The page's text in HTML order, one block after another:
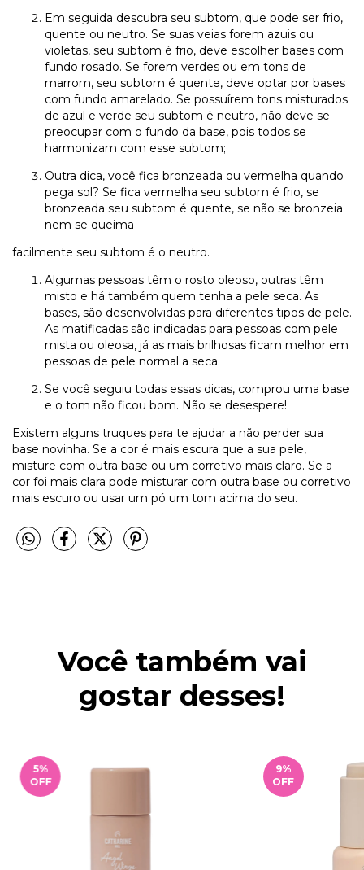
Em seguida descubra seu subtom, que pode ser frio,
quente ou neutro. Se suas veias forem azuis ou
violetas, seu subtom é frio, deve escolher bases com
fundo rosado. Se forem verdes ou em tons de
marrom, seu subtom é quente, deve optar por bases
com fundo amarelado. Se possuírem tons misturados
de azul e verde seu subtom é neutro, não deve se
preocupar com o fundo da base, pois todos se
harmonizam com esse subtom;
Outra dica, você fica bronzeada ou vermelha quando
pega sol? Se fica vermelha seu subtom é frio, se
bronzeada seu subtom é quente, se não se bronzeia
nem se queima
facilmente seu subtom é o neutro.
Algumas pessoas têm o rosto oleoso, outras têm
misto e há também quem tenha a pele seca. As
bases, são desenvolvidas para diferentes tipos de pele.
As matificadas são indicadas para pessoas com pele
mista ou oleosa, já as mais brilhosas ficam melhor em
pessoas de pele normal a seca.
Se você seguiu todas essas dicas, comprou uma base
e o tom não ficou bom. Não se desespere!
Existem alguns truques para te ajudar a não perder sua
base novinha. Se a cor é mais escura que a sua pele,
misture com outra base ou um corretivo mais claro. Se a
cor foi mais clara pode misturar com outra base ou corretivo
mais escuro ou usar um pó um tom acima do seu.
Você também vai
gostar desses!
5%
OFF
9%
OFF